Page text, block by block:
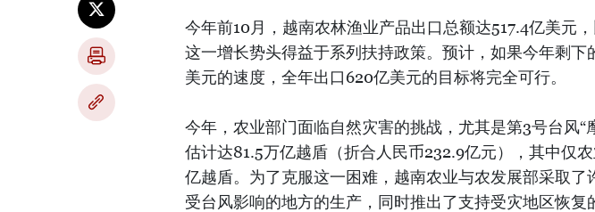
今年前10月，越南农林渔业产品出口总额达517.4亿美元，
这一增长势头得益于系列扶持政策。预计，如果今年剩下
美元的速度，全年出口620亿美元的目标将完全可行。
今年，农业部门面临自然灾害的挑战，尤其是第3号台风“
估计达81.5万亿越盾（折合人民币232.9亿元），其中仅
亿越盾。为了克服这一困难，越南农业与农发展部采取了
受台风影响的地方的生产，同时推出了支持受灾地区恢复